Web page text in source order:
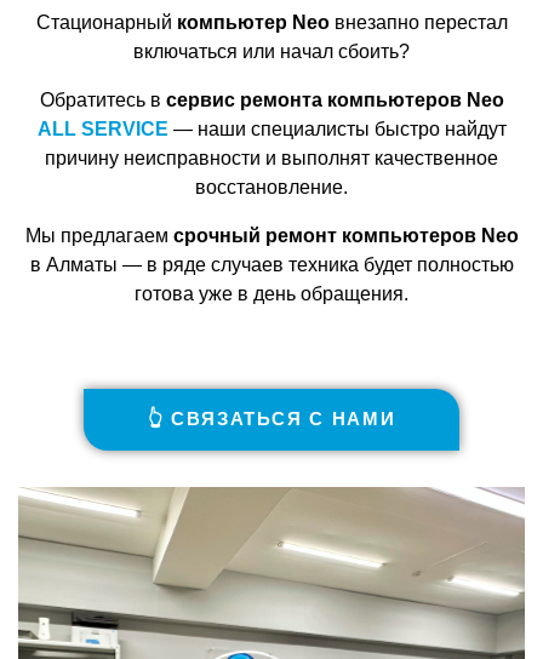
Стационарный компьютер Neoвнезапно перестал
включаться или начал сбоить?
Обратитесь в сервис ремонта компьютеров Neo
ALL SERVICE — наши специалисты быстро найдут
причину неисправности и выполнят качественное
восстановление.
Мы предлагаем срочный ремонт компьютеров Neo
в Алматы — в ряде случаев техника будет полностью
готова уже в день обращения.
👆 СВЯЗАТЬСЯ С НАМИ